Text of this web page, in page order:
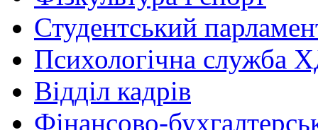
Студентський
Психологічна служба
Відділ кадрів
Фінансово-